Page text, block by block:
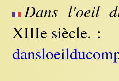
Dans l'oeil
XIIIe siècle. :